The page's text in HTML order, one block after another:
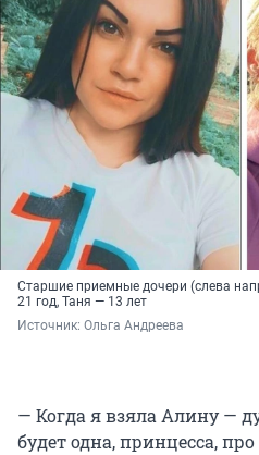
Старшие приемные дочери (слева
21 год, Таня — 13 лет
Источник: Ольга Андреева
— Когда я взяла Алину —
будет одна, принцесса,